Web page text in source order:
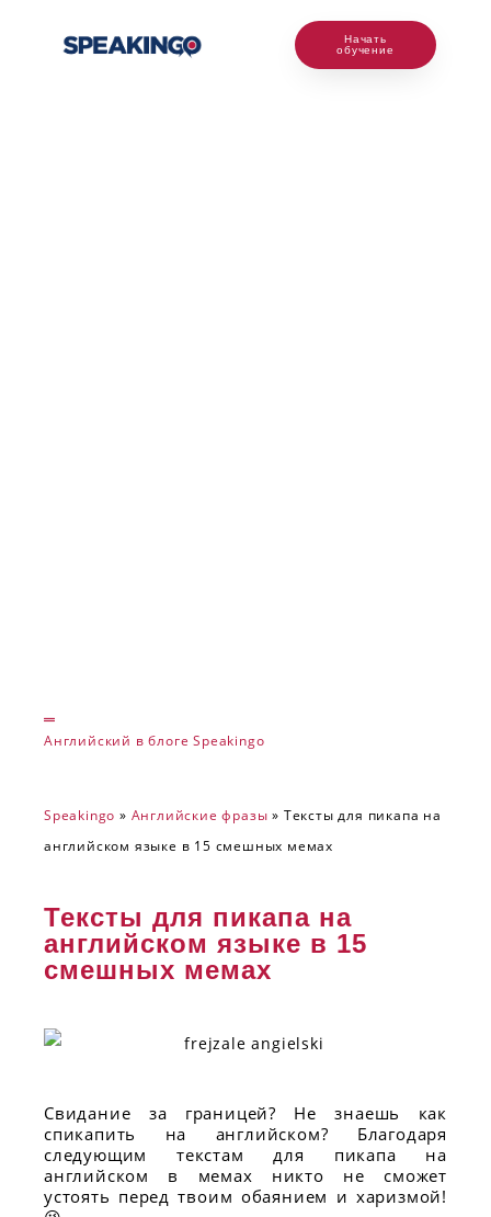
Начать
обучение
Английский в блоге Speakingo
Speakingo » Английские фразы » Тексты для пикапа на
английском языке в 15 смешных мемах
Тексты для пикапа на
английском языке в 15
смешных мемах
Свидание за границей? Не знаешь как
спикапить на английском? Благодаря
следующим текстам для пикапа на
английском в мемах никто не сможет
устоять перед твоим обаянием и харизмой!